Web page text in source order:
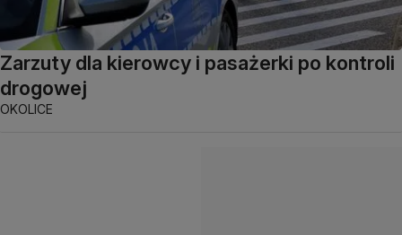
Zarzuty dla kierowcy i pasażerki po kontroli
drogowej
OKOLICE